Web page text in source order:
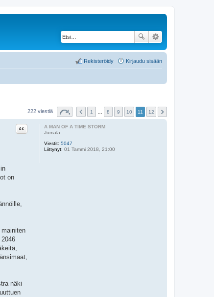
Kirjaudu sisään
Rekisteröidy
222 viestiä 1 8 9 10 11 12
A MAN OF A TIME STORM
Jumala
Viestit: 5047
Liittynyt: 01 Tammi 2018, 21:00
Lainaa
on
näki